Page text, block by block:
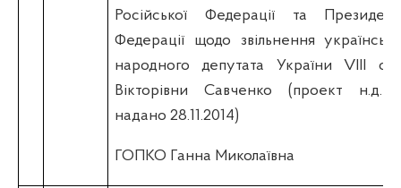
Російської Федерації та
Федерації щодо звільнення
народного депутата України VIII
Вікторівни Савченко (проект н.д.
надано 28.11.2014)
ГОПКО Ганна Миколаївна